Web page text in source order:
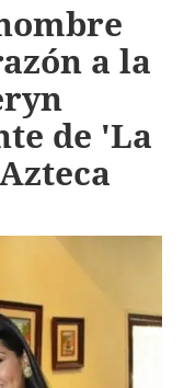
a la
de 'La